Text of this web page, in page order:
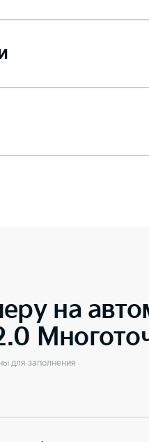
на
для заполнения